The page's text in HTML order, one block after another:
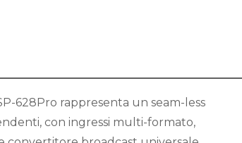
628Pro rappresenta un seam-less
con ingressi multi-formato,